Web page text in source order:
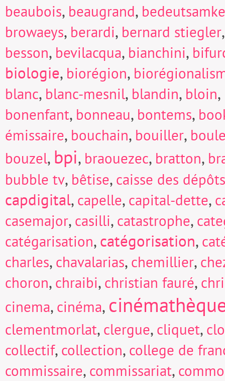
beaubois, beaugrand,
browaeys, berardi, bernard stiegler
besson, bevilacqua, bianchini,
biologie, biorégion,
blanc, blanc-mesnil, blandin, bloin,
bonenfant, bonneau, bontems,
émissaire, bouchain, bouiller,
bouzel, bpi, braouezec, bratton,
bubble tv, bêtise, caisse des
capdigital, capelle, capital-dette,
casemajor, casilli, catastrophe,
catégarisation,catégorisation,
charles, chavalarias, chemillier,
choron, chraibi, christian fauré,
cinema, cinéma,
clementmorlat, clergue, cliquet,
collectif, collection, college de
commissaire, commissariat,